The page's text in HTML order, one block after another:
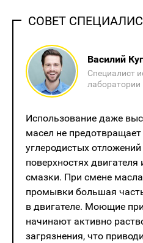
СОВЕТ
Василий
Специалист
лаборатории
Использование даже
масел не
углеродистых
поверхностях
смазки. При смене
промывки большая
в двигателе. Моющие
начинают активно
загрязнения, что